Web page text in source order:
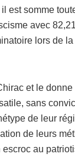
est somme
avec
lors de
et le
sans
de leur
de leurs
au